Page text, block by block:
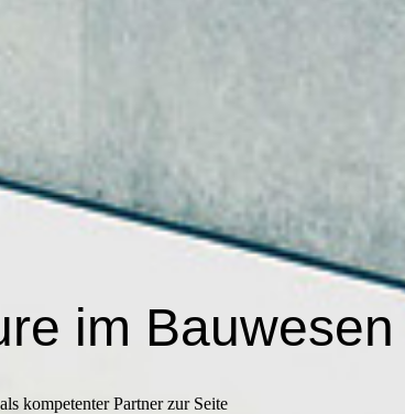
im Bauwesen
kompetenter Partner zur Seite